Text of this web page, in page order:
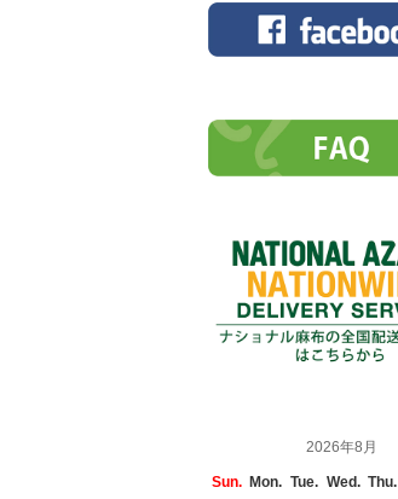
2026年8月
Sun. Mon. Tue. Wed. Thu.